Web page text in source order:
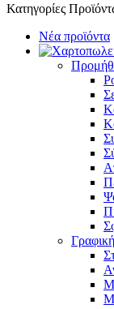
Κατηγορίες
Νέα προϊόντα